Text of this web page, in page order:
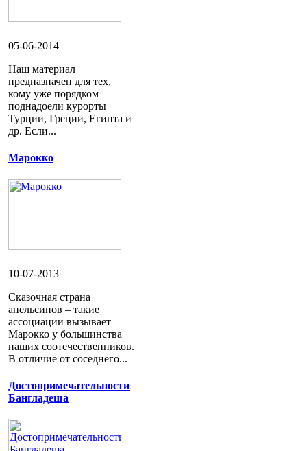
05-06-2014
Наш материал
предназначен для тех,
кому уже порядком
поднадоели курорты
Турции, Греции, Египта и
др. Если...
Марокко
10-07-2013
Сказочная страна
апельсинов – такие
ассоциации вызывает
Марокко у большинства
наших соотечественников.
В отличие от соседнего...
Достопримечательности
Бангладеша